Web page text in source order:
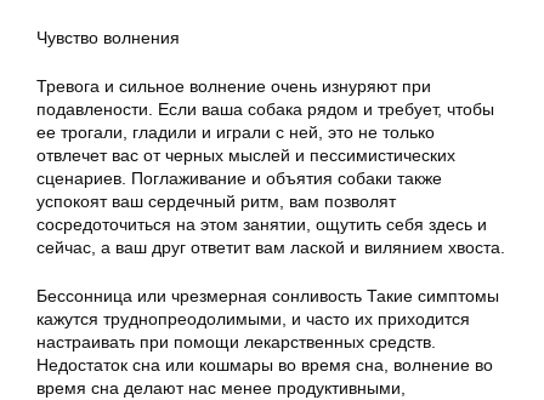
Чувство волнения
Тревога и сильное волнение очень изнуряют при
подавлености. Если ваша собака рядом и требует, чтобы
ее трогали, гладили и играли с ней, это не только
отвлечет вас от черных мыслей и пессимистических
сценариев. Поглаживание и объятия собаки также
успокоят ваш сердечный ритм, вам позволят
сосредоточиться на этом занятии, ощутить себя здесь и
сейчас, а ваш друг ответит вам лаской и вилянием хвоста.
Бессонница или чрезмерная сонливость Такие симптомы
кажутся труднопреодолимыми, и часто их приходится
настраивать при помощи лекарственных средств.
Недостаток сна или кошмары во время сна, волнение во
время сна делают нас менее продуктивными,